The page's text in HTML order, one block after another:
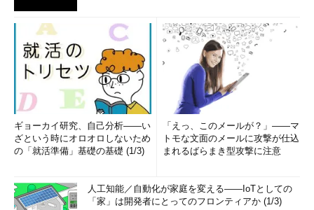
ギョーカイ研究、自己分析――い
ざという時にオロオロしないため
の「就活準備」基礎の基礎 (1/3)
「えっ、このメールが？」――マ
トモな文面のメールに攻撃が仕込
まれるばらまき型攻撃に注意
人工知能／自動化が家庭を変える――IoTとしての
「家」は開発者にとってのフロンティアか (1/3)